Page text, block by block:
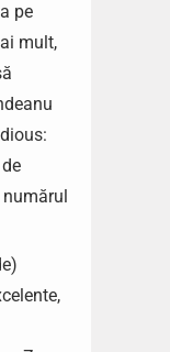
pe
mult,